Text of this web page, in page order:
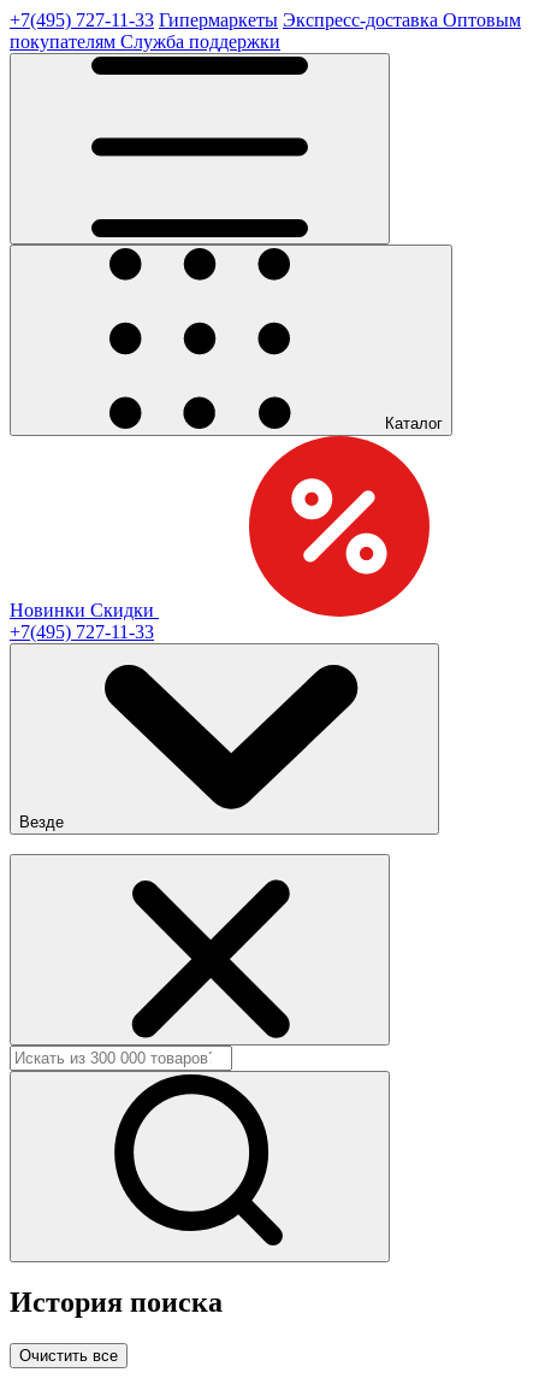
+7(495) 727-11-33 Гипермаркеты Экспресс-доставка Оптовым
покупателям Служба поддержки
Каталог
Новинки Скидки
+7(495) 727-11-33
Везде
История поиска
Очистить все